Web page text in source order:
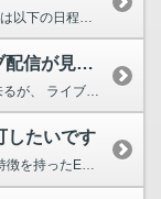
Cato Client接続時にYoutubeのライブ配信が見れません
Cato Client接続時にYoutubeの通常動画は視聴出来るが、 ライブ配信に限定して視聴出来ない場合があります。 例 以下はライブ配信が視聴できない画面例です。 Catoには...
したいです
IPS機能によって通信がBlockされた場合、以下の特徴を持ったEventが表示されます。 Event Action : Block Sub-Type : IPS Signature I...